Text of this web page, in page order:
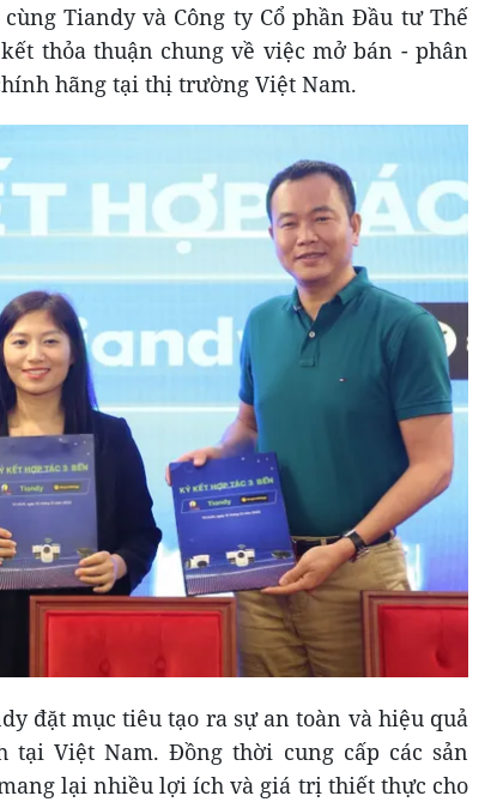
Tiandy và Công ty Cổ phần Đầu tư Thế
thỏa thuận chung về việc mở bán - phân
hãng tại thị trường Việt Nam.
đặt mục tiêu tạo ra sự an toàn và hiệu quả
Việt Nam. Đồng thời cung cấp các sản
lại nhiều lợi ích và giá trị thiết thực cho